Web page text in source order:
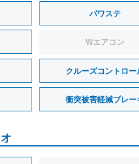
パワステ
Wエアコン
クルーズコントロー
衝突被害軽減ブレー